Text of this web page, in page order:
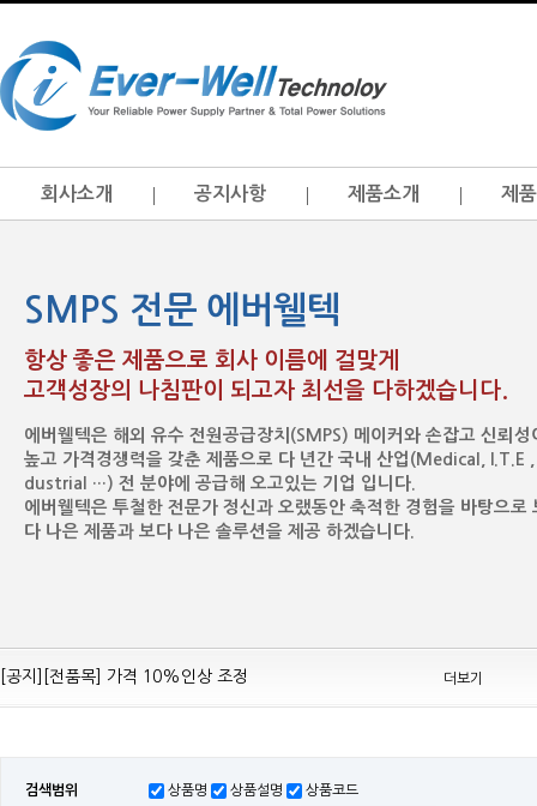
회사소개 공지사항 제품소개 제
SMPS 전문 에버웰텍
항상 좋은 제품으로 회사 이름에 걸맞게
고객성장의 나침판이 되고자 최선을 다하겠습니다.
에버웰텍은 해외 유수 전원공급장치(SMPS) 메이커와 손잡고 신뢰성
높고 가격경쟁력을 갖춘 제품으로 다 년간 국내 산업(Medical, I.T.E
dustrial …) 전 분야에 공급해 오고있는 기업 입니다.
에버웰텍은 투철한 전문가 정신과 오랬동안 축적한 경험을 바탕으로
다 나은 제품과 보다 나은 솔루션을 제공 하겠습니다.
[공지][Mean Well 제품 전품목] 10% 가격 인하 조정
[공지][전품목] 가격 10%인상 조정
[공지][민웰] 전품목 가격 조정의건
[민웰] RS 모델 출시
더보기
검색범위 상품명 상품설명 상품코드